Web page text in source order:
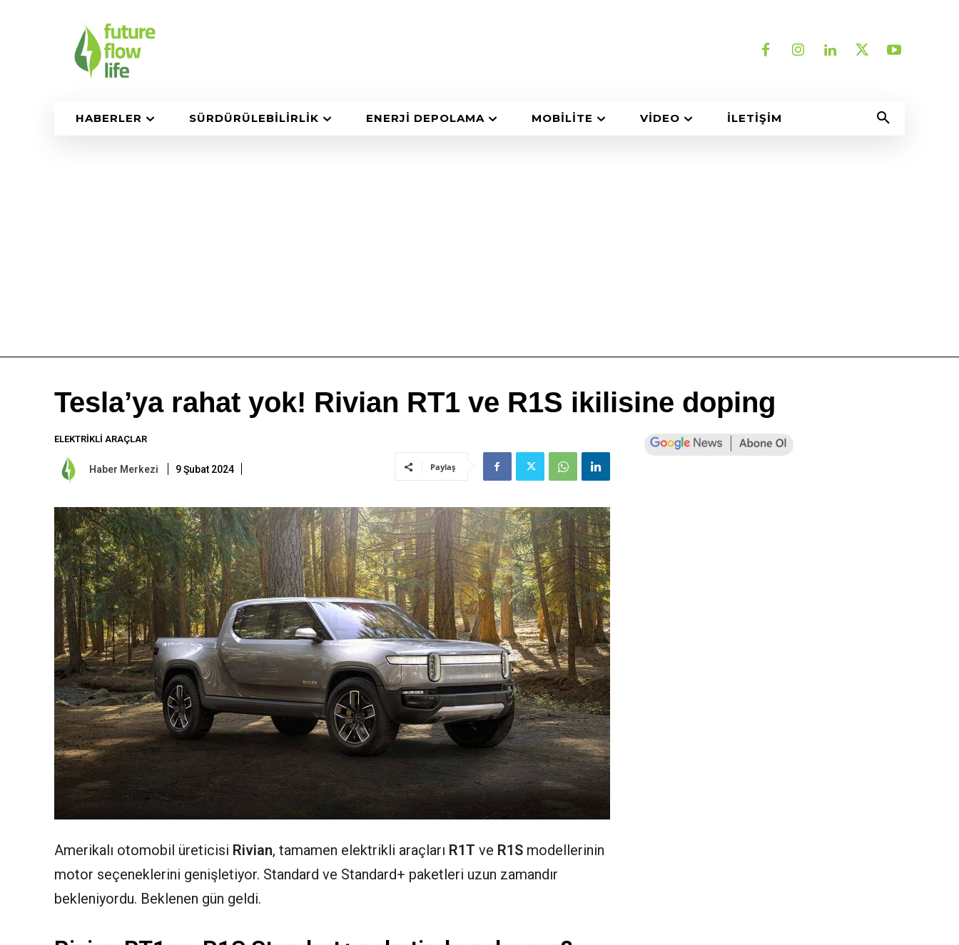
HABERLER SÜRDÜRÜLEBILIRLIK ENERJI DEPOLAMA MOBILITE VIDEO İLETIŞIM
Tesla’ya rahat yok! Rivian RT1 ve R1S ikilisine doping
ELEKTRIKLI ARAÇLAR
Haber Merkezi 9 Şubat 2024 Paylaş
Amerikalı otomobil üreticisi Rivian, tamamen elektrikli araçları R1T ve R1S modellerinin
motor seçeneklerini genişletiyor. Standard ve Standard+ paketleri uzun zamandır
bekleniyordu. Beklenen gün geldi.